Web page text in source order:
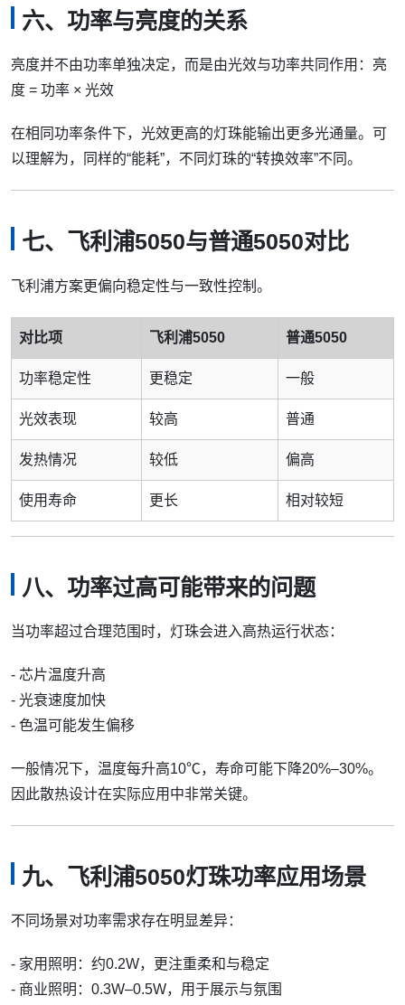
六、功率与亮度的关系
亮度并不由功率单独决定，而是由光效与功率共同作用：亮
度 = 功率 × 光效
在相同功率条件下，光效更高的灯珠能输出更多光通量。可
以理解为，同样的“能耗”，不同灯珠的“转换效率”不同。
七、飞利浦5050与普通5050对比
飞利浦方案更偏向稳定性与一致性控制。
对比项 飞利浦5050 普通5050
功率稳定性 更稳定 一般
光效表现 较高 普通
发热情况 较低 偏高
使用寿命 更长 相对较短
八、功率过高可能带来的问题
当功率超过合理范围时，灯珠会进入高热运行状态：
- 芯片温度升高
- 光衰速度加快
- 色温可能发生偏移
一般情况下，温度每升高10℃，寿命可能下降20%–30%。
因此散热设计在实际应用中非常关键。
九、飞利浦5050灯珠功率应用场景
不同场景对功率需求存在明显差异：
- 家用照明：约0.2W，更注重柔和与稳定
- 商业照明：0.3W–0.5W，用于展示与氛围